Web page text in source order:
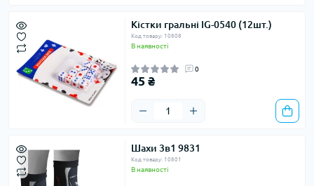
Кістки гральні IG-0540 (12шт.)
Код товару: 10808
В наявності
0
45 ₴
Шахи 3в1 9831
Код товару: 10801
В наявності